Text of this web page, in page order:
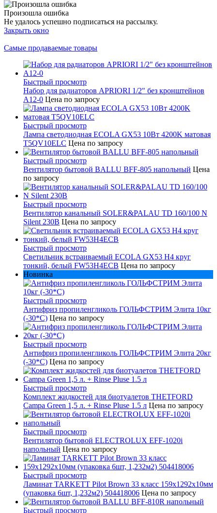
Произошла ошибка
Не удалось успешно подписаться на рассылку.
Закрыть окно
Самые продаваемые товары
Быстрый просмотр
Набор для радиаторов APRIORI 1/2" без кронштейнов
A12-0 Цена по запросу
Быстрый просмотр
Лампа светодиодная ECOLA GX53 10Вт 4200K матовая
T5QV10ELC Цена по запросу
Быстрый просмотр
Вентилятор бытовой BALLU BFF-805 напольный Цена
по запросу
Быстрый просмотр
Вентилятор канальный SOLER&PALAU TD 160/100 N
Silent 230В Цена по запросу
Быстрый просмотр
Светильник встраиваемый ECOLA GX53 H4 круг
тонкий, белый FW53H4ECB Цена по запросу
Новинка
Быстрый просмотр
Антифриз пропиленгликоль ГОЛЬФСТРИМ Элита 10кг
(-30*С) Цена по запросу
Быстрый просмотр
Антифриз пропиленгликоль ГОЛЬФСТРИМ Элита 20кг
(-30*С) Цена по запросу
Быстрый просмотр
Комплект жидкостей для биотуалетов THETFORD
Campa Green 1,5 л. + Rinse Pluse 1.5 л Цена по запросу
Быстрый просмотр
Вентилятор бытовой ELECTROLUX EFF-1020i
напольный Цена по запросу
Быстрый просмотр
Ламинат TARKETT Pilot Brown 33 класс 159х1292х10мм
(упаковка 6шт, 1,232м2) 504418006 Цена по запросу
Быстрый просмотр